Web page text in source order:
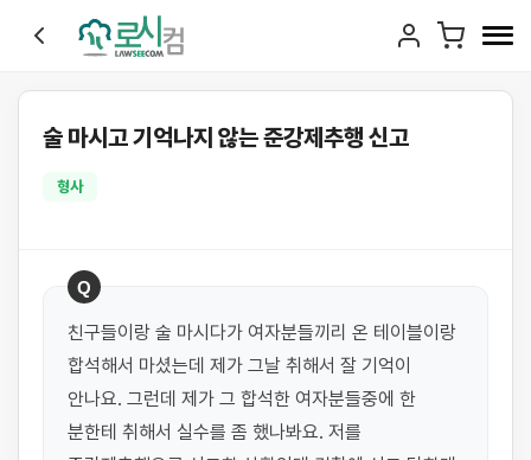
술 마시고 기억나지 않는 준강제추행 신고
형사
Q
친구들이랑 술 마시다가 여자분들끼리 온 테이블이랑
합석해서 마셨는데 제가 그날 취해서 잘 기억이
안나요. 그런데 제가 그 합석한 여자분들중에 한
분한테 취해서 실수를 좀 했나봐요. 저를